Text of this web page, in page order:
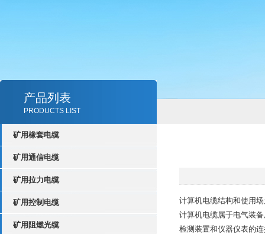
产品列表
PRODUCTS LIST
矿用橡套电缆
矿用通信电缆
矿用拉力电缆
矿用控制电缆
矿用阻燃光缆
计算机电缆结构和使用
计算机电缆属于电气装
检测装置和仪器仪表的